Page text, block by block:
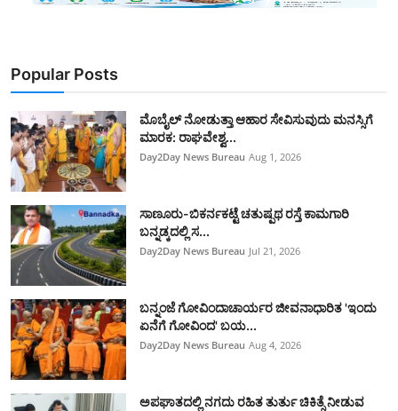
Popular Posts
ಮೊಬೈಲ್ ನೋಡುತ್ತಾ ಆಹಾರ ಸೇವಿಸುವುದು ಮನಸ್ಸಿಗೆ
ಮಾರಕ: ರಾಘವೇಶ್ವ...
Day2Day News Bureau Aug 1, 2026
ಸಾಣೂರು-ಬಿಕರ್ನಕಟ್ಟೆ ಚತುಷ್ಪಥ ರಸ್ತೆ ಕಾಮಗಾರಿ
ಬನ್ನಡ್ಕದಲ್ಲಿ ಸ...
Day2Day News Bureau Jul 21, 2026
ಬನ್ನಂಜೆ ಗೋವಿಂದಾಚಾರ್ಯರ ಜೀವನಾಧಾರಿತ 'ಇಂದು
ಏನೆಗೆ ಗೋವಿಂದ' ಬಯ...
Day2Day News Bureau Aug 4, 2026
ಅಪಘಾತದಲ್ಲಿ ನಗದು ರಹಿತ ತುರ್ತು ಚಿಕಿತ್ಸೆ ನೀಡುವ